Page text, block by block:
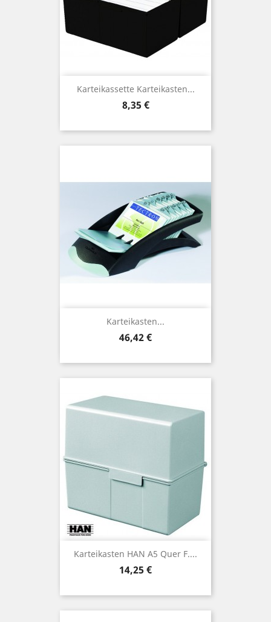
Karteikassette Karteikasten...
Preis
8,35 €
Karteikasten...
Preis
46,42 €
Karteikasten HAN A5 Quer F....
Preis
14,25 €